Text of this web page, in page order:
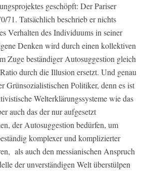
geschöpft: Der Pariser
71. Tatsächlich beschrieb er nichts
Verhalten des Individuums in seiner
Denken wird durch einen kollektiven
Zuge beständiger Autosuggestion gleich
durch die Illusion ersetzt. Und genau
Grünsozialistischen Politiker, denn es ist
Welterklärungssysteme wie das
auch das der nur aufgesetzt
der Autosuggestion bedürfen, um
komplexer und komplizierter
als auch den messianischen Anspruch
der unverständigen Welt überstülpen